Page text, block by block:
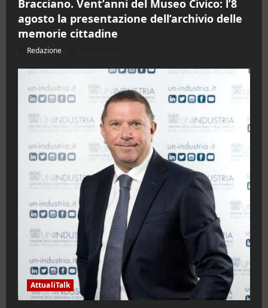
Bracciano. Vent’anni del Museo Civico: l’8
agosto la presentazione dell’archivio delle
memorie cittadine
Redazione
AttualiTalk